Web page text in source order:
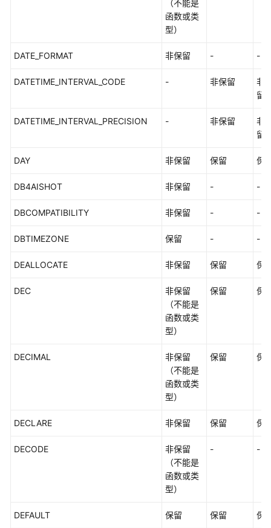
（不能是
函数或类
型）
DATE_FORMAT 非保留 - -
DATETIME_INTERVAL_CODE - 非保留
非
留
DATETIME_INTERVAL_PRECISION - 非保留
非
留
DAY 非保留 保留 保
DB4AISHOT 非保留 - -
DBCOMPATIBILITY 非保留 - -
DBTIMEZONE 保留 - -
DEALLOCATE 非保留 保留 保
DEC
非保留
（不能是
函数或类
型）
保留 保
DECIMAL
非保留
（不能是
函数或类
型）
保留 保
DECLARE 非保留 保留 保
DECODE
非保留
（不能是
函数或类
型）
- -
DEFAULT 保留 保留 保